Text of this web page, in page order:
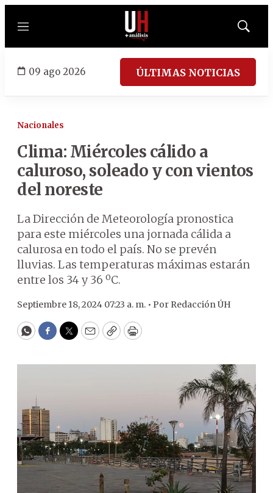
Menú
Mostrar
09 ago 2026 ÚLTIMAS NOTICIAS
Nacionales
Clima: Miércoles cálido a
caluroso, soleado y con vientos
del noreste
La Dirección de Meteorología pronostica
para este miércoles una jornada cálida a
calurosa en todo el país. No se prevén
lluvias. Las temperaturas máximas estarán
entre los 34 y 36 ºC.
Septiembre 18, 2024 07:23 a. m. • Por Redacción ÚH
WhatsApp
Facebook
Twitter
EmailCopyPrint